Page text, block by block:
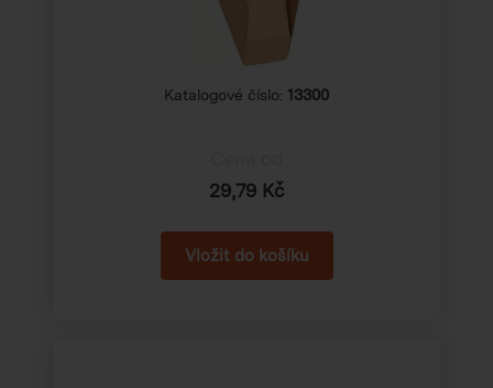
Katalogové číslo: 13300
29,79 Kč